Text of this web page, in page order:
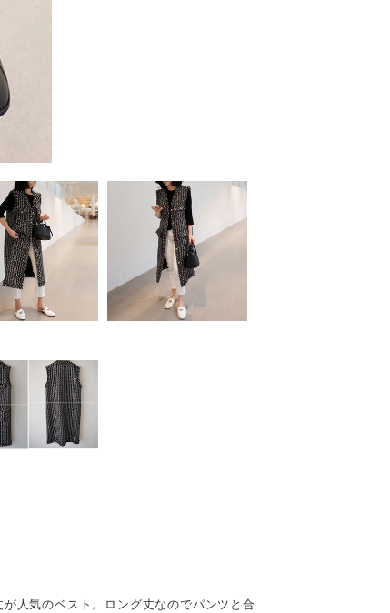
人気のベスト。ロング丈なのでパンツと合